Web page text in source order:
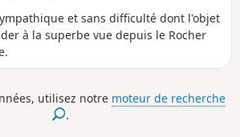
et sans difficulté dont l'objet
à la superbe vue depuis le Rocher
utilisez notre moteur de recherche
.